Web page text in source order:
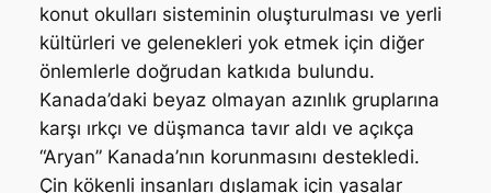
konut okulları sisteminin oluşturulması ve yerli
kültürleri ve gelenekleri yok etmek için diğer
önlemlerle doğrudan katkıda bulundu.
Kanada’daki beyaz olmayan azınlık gruplarına
karşı ırkçı ve düşmanca tavır aldı ve açıkça
“Aryan” Kanada’nın korunmasını destekledi.
Çin kökenli insanları dışlamak için yasalar